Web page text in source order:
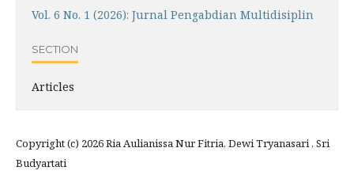
Vol. 6 No. 1 (2026): Jurnal Pengabdian Multidisiplin
SECTION
Articles
Copyright (c) 2026 Ria Aulianissa Nur Fitria, Dewi Tryanasari , Sri
Budyartati